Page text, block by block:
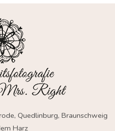
Quedlinburg, Braunschweig
Harz